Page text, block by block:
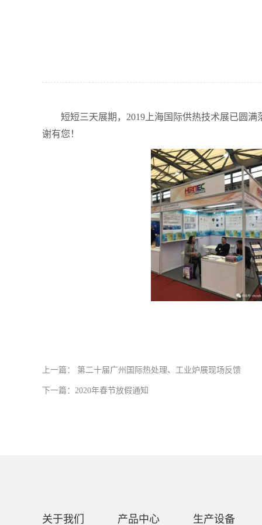
短短三天展期，2019上海国际供热技术展已圆满
谢有您！
上一篇： 第二十届广州国际热处理、工业炉展现场反馈
下一篇：2020年春节放假通知
关于我们 产品中心 生产设备